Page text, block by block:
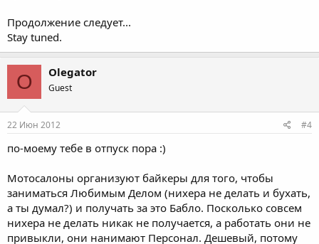
Продолжение следует...
Stay tuned.
O Olegator
Guest
22 Июн 2012 #4
по-моему тебе в отпуск пора :)
Мотосалоны организуют байкеры для того, чтобы
заниматься Любимым Делом (нихера не делать и бухать,
а ты думал?) и получать за это Бабло. Посколько совсем
нихера не делать никак не получается, а работать они не
привыкли, они нанимают Персонал. Дешевый, потому